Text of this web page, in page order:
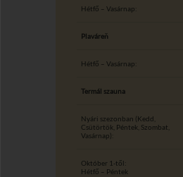
Hétfő – Vasárnap:
Plaváreň
Hétfő – Vasárnap:
Termál szauna
Nyári szezonban (Kedd,
Csütörtök, Péntek, Szombat,
Vasárnap):
Október 1-től:
Hétfő – Péntek